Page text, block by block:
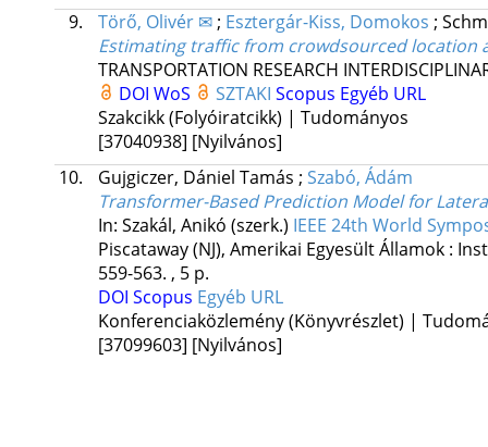
9.
Törő, Olivér ✉; Esztergár-Kiss, Domokos ;
Estimating traffic from crowdsourced location
TRANSPORTATION RESEARCH
DOI WoS SZTAKI Scopus Egyéb URL
Szakcikk (Folyóiratcikk) | Tudományos
[37040938] [Nyilvános]
10.
Gujgiczer, Dániel Tamás ; Szabó, Ádám
Transformer-Based Prediction Model for
In: Szakál, Anikó (szerk.) IEEE 24th World
Piscataway (NJ), Amerikai Egyesült Államok :
559-563. , 5 p.
DOI Scopus Egyéb URL
Konferenciaközlemény (Könyvrészlet) |
[37099603] [Nyilvános]